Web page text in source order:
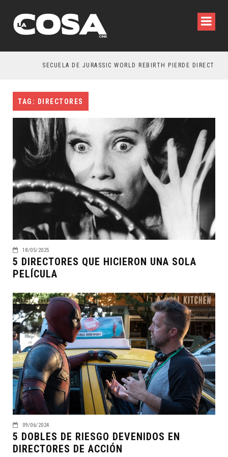
SECUELA DE JURASSIC WORLD REBIRTH PIERDE DIRECTOR
TAG: DIRECTORES
18/05/2025
5 DIRECTORES QUE HICIERON UNA SOLA
PELÍCULA
09/06/2024
5 DOBLES DE RIESGO DEVENIDOS EN
DIRECTORES DE ACCIÓN